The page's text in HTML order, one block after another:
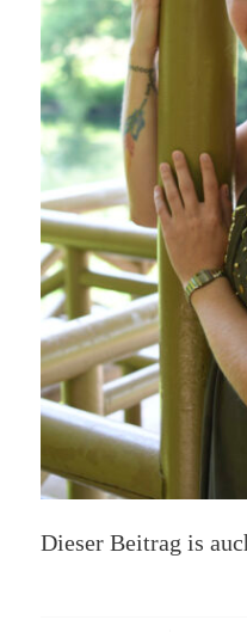
Dieser Beitrag is